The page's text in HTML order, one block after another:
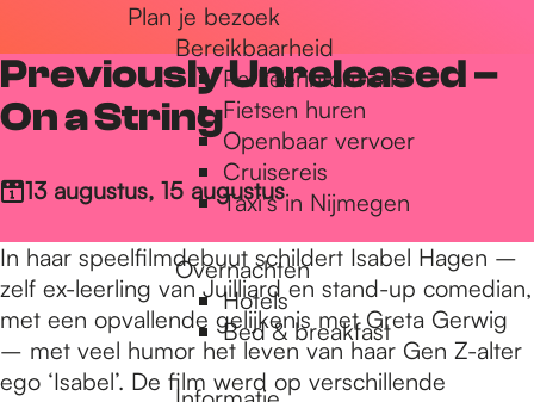
Plan je bezoek
Bereikbaarheid
Parkeerinformatie
Fietsen huren
Openbaar vervoer
Cruisereis
Taxi's in Nijmegen
Overnachten
Hotels
Bed & breakfast
Previously Unreleased –
On a String
13 augustus, 15 augustus
In haar speelfilmdebuut schildert Isabel Hagen –
zelf ex-leerling van Juilliard en stand-up comedian,
met een opvallende gelijkenis met Greta Gerwig
– met veel humor het leven van haar Gen Z-alter
ego ‘Isabel’. De film werd op verschillende